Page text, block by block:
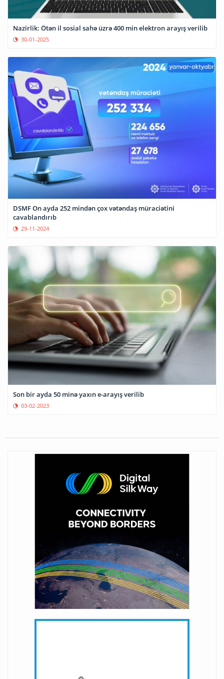
Nazirlik: Ötən il sosial sahə üzrə 400 min elektron arayış verilib
30-01-2025
DSMF On ayda 252 mindən çox vətəndaş müraciətini
cavablandırıb
29-11-2024
Son bir ayda 50 minə yaxın e-arayış verilib
03-02-2023